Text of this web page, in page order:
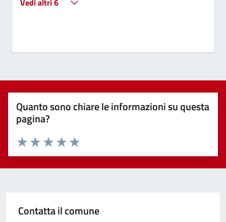
Quanto sono chiare le informazioni su questa
pagina?
Valuta 5 stelle su 5
Valuta 4 stelle su 5
Valuta 3 stelle su 5
Valuta 2 stelle su 5
Valuta 1 stelle su 5
Contatta il comune